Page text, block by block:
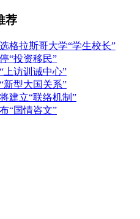
荐
格拉斯哥大学“学生校长”
“投资移民”
上访训诫中心”
新型大国关系”
建立“联络机制”
“国情咨文”